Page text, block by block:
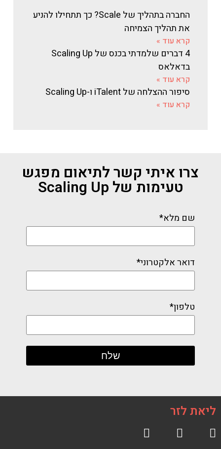
החברה בתהליך של Scale? כך תתחילו להניע
את תהליך הצמיחה
קרא עוד »
4 דברים שלמדתי בכנס של Scaling Up
בדאלאס
קרא עוד »
סיפור ההצלחה של iTalent ו-Scaling Up
קרא עוד »
צרו איתי קשר לתיאום מפגש
טעימות של Scaling Up
שם מלא*
דואר אלקטרוני*
טלפון*
ליאת לזר